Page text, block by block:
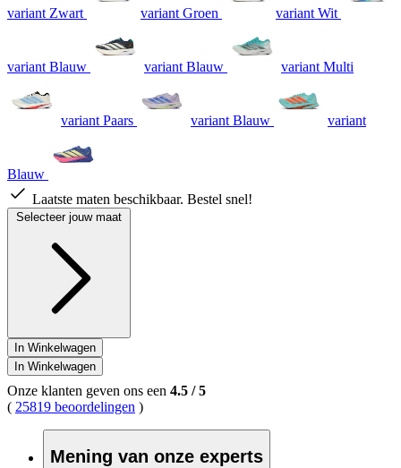
variant Zwart variant Groen variant Wit
variant Blauw variant Blauw variant Multi
variant Paars variant Blauw variant
Blauw
Laatste maten beschikbaar. Bestel snel!
Selecteer jouw maat
In Winkelwagen
In Winkelwagen
Onze klanten geven ons een 4.5 /5
( 25819 beoordelingen )
Mening van onze experts